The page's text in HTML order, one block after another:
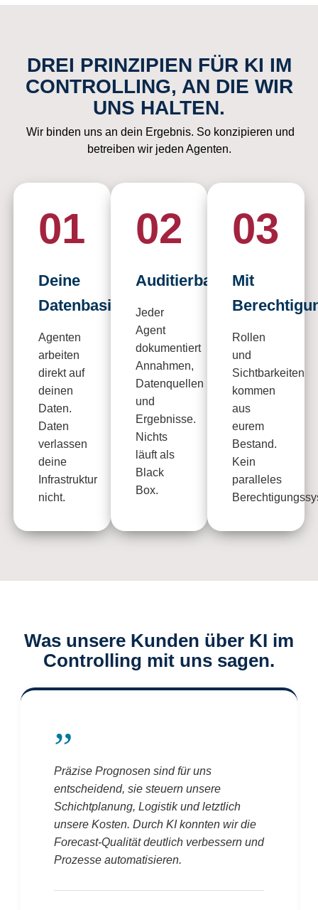
DREI PRINZIPIEN FÜR KI IM
CONTROLLING, AN DIE WIR
UNS HALTEN.
Wir binden uns an dein Ergebnis. So konzipieren und
betreiben wir jeden Agenten.
01
Deine
Datenbasis
Agenten
arbeiten
direkt auf
deinen
Daten.
Daten
verlassen
deine
Infrastruktur
nicht.
02
Auditierbar
Jeder
Agent
dokumentiert
Annahmen,
Datenquellen
und
Ergebnisse.
Nichts
läuft als
Black
Box.
03
Mit
Rollen
und
Sichtbarkeiten
kommen
aus
eurem
Bestand.
Kein
paralleles
Was unsere Kunden über KI im
Controlling mit uns sagen.
”
Präzise Prognosen sind für uns
entscheidend, sie steuern unsere
Schichtplanung, Logistik und letztlich
unsere Kosten. Durch KI konnten wir die
Forecast-Qualität deutlich verbessern und
Prozesse automatisieren.